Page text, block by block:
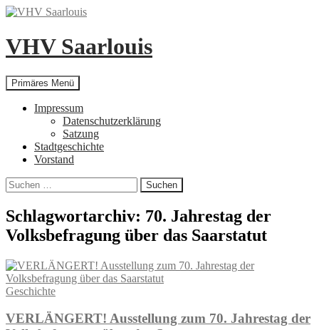
Zum
springen
VHV Saarlouis
Suchen
Primäres Menü
Impressum
Datenschutzerklärung
Satzung
Stadtgeschichte
Vorstand
Suchen
nach:
Schlagwortarchiv: 70. Jahrestag der
Volksbefragung über das Saarstatut
Geschichte
VERLÄNGERT! Ausstellung zum 70. Jahrestag der